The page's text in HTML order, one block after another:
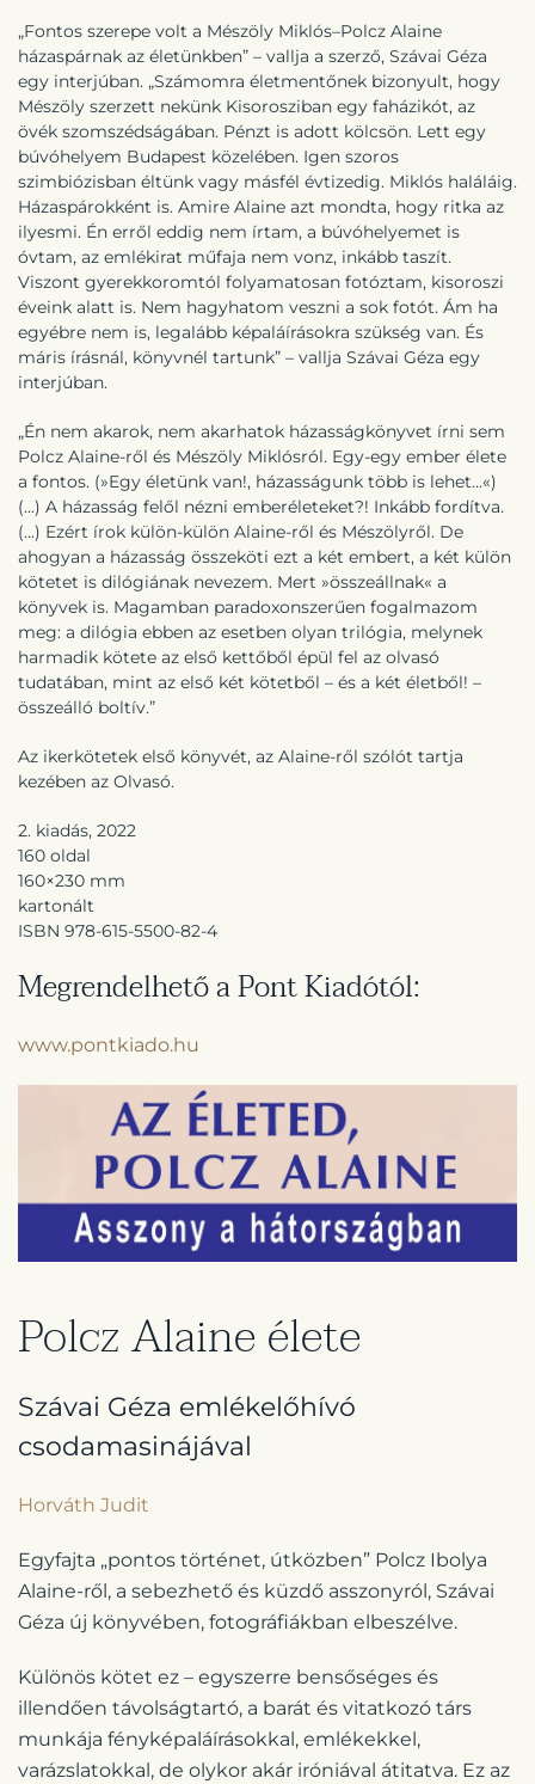
„Fontos szerepe volt a Mészöly Miklós–Polcz Alaine
házaspárnak az életünkben” – vallja a szerző, Szávai Géza
egy interjúban. „Számomra életmentőnek bizonyult, hogy
Mészöly szerzett nekünk Kisorosziban egy faházikót, az
övék szomszédságában. Pénzt is adott kölcsön. Lett egy
búvóhelyem Budapest közelében. Igen szoros
szimbiózisban éltünk vagy másfél évtizedig. Miklós haláláig.
Házaspárokként is. Amire Alaine azt mondta, hogy ritka az
ilyesmi. Én erről eddig nem írtam, a búvóhelyemet is
óvtam, az emlékirat műfaja nem vonz, inkább taszít.
Viszont gyerekkoromtól folyamatosan fotóztam, kisoroszi
éveink alatt is. Nem hagyhatom veszni a sok fotót. Ám ha
egyébre nem is, legalább képaláírásokra szükség van. És
máris írásnál, könyvnél tartunk” – vallja Szávai Géza egy
interjúban.
„Én nem akarok, nem akarhatok házasságkönyvet írni sem
Polcz Alaine-ről és Mészöly Miklósról. Egy-egy ember élete
a fontos. (»Egy életünk van!, házasságunk több is lehet...«)
(...) A házasság felől nézni emberéleteket?! Inkább fordítva.
(...) Ezért írok külön-külön Alaine-ről és Mészölyről. De
ahogyan a házasság összeköti ezt a két embert, a két külön
kötetet is dilógiának nevezem. Mert »összeállnak« a
könyvek is. Magamban paradoxonszerűen fogalmazom
meg: a dilógia ebben az esetben olyan trilógia, melynek
harmadik kötete az első kettőből épül fel az olvasó
tudatában, mint az első két kötetből – és a két életből! –
összeálló boltív.”
Az ikerkötetek első könyvét, az Alaine-ről szólót tartja
kezében az Olvasó.
2. kiadás, 2022
160 oldal
160×230 mm
kartonált
ISBN 978-615-5500-82-4
Megrendelhető a Pont Kiadótól:
www.pontkiado.hu
Polcz Alaine élete
Szávai Géza emlékelőhívó
csodamasinájával
Horváth Judit
Egyfajta „pontos történet, útközben” Polcz Ibolya
Alaine-ről, a sebezhető és küzdő asszonyról, Szávai
Géza új könyvében, fotográfiákban elbeszélve.
Különös kötet ez – egyszerre bensőséges és
illendően távolságtartó, a barát és vitatkozó társ
munkája fényképaláírásokkal, emlékekkel,
varázslatokkal, de olykor akár iróniával átitatva. Ez az